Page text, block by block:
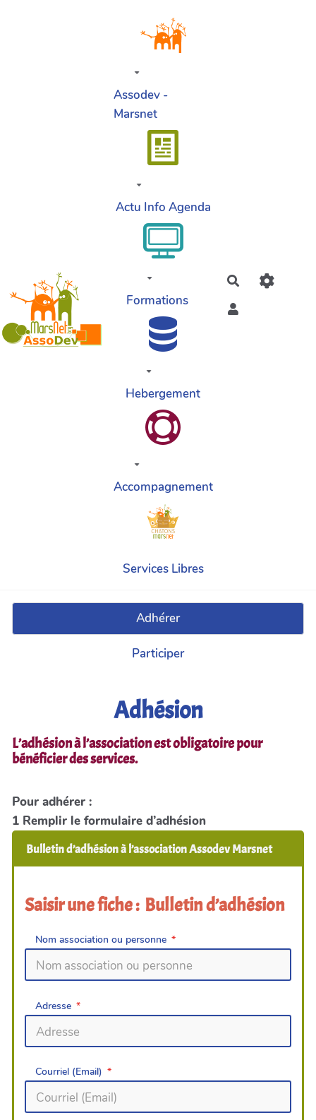
Assodev -
Marsnet
Actu Info Agenda
Formations
Hebergement
Accompagnement
Services Libres
Rechercher
Adhérer
Participer
Adhésion
L’adhésion à l’association est obligatoire pour
bénéficier des services.
Pour adhérer :
1 Remplir le formulaire d’adhésion
Bulletin d’adhésion à l’association Assodev Marsnet
Saisir une fiche : Bulletin d’adhésion
Nom association ou personne
Adresse
Courriel (Email)